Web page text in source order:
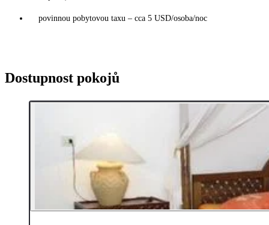
povinnou pobytovou taxu – cca 5 USD/osoba/noc
Dostupnost pokojů